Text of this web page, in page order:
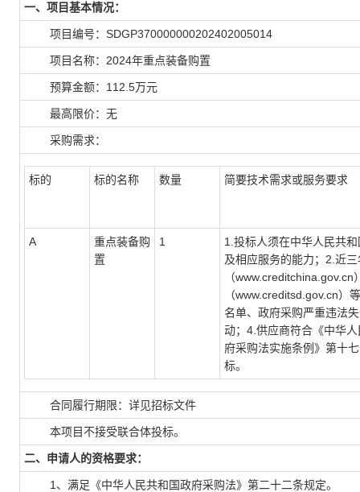
一、项目基本情况：
项目编号：SDGP370000000202402005014
项目名称：2024年重点装备购置
预算金额：112.5万元
最高限价：无
采购需求：
标的 标的名称 数量 简要技术需求或服务要求
A
重点装备购
置
1
1.投标人须在中华人民共
及相应服务的能力；2.近
（
（www.creditsd.gov.cn）
名单、政府采购严重违法
动；4.供应商符合《中华
府采购法实施条例》第十
标。
合同履行期限：详见招标文件
本项目不接受联合体投标。
二、申请人的资格要求：
1、满足《中华人民共和国政府采购法》第二十二条规定。